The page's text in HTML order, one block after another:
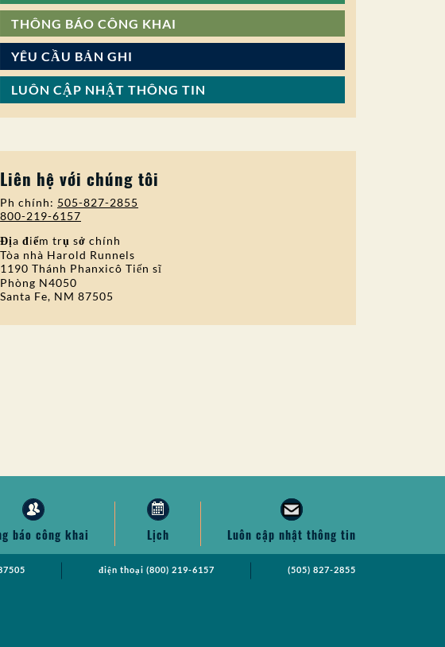
THÔNG BÁO CÔNG KHAI
YÊU CẦU BẢN GHI
LUÔN CẬP NHẬT THÔNG TIN
Liên hệ với chúng tôi
Ph chính: 505-827-2855
800-219-6157
Địa điểm trụ sở chính
Tòa nhà Harold Runnels
1190 Thánh Phanxicô Tiến sĩ
Phòng N4050
Santa Fe, NM 87505
báo công khai Lịch Luôn cập nhật thông tin
điện thoại (800) 219-6157 (505) 827-2855